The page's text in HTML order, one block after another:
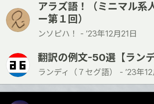
アラズ語！（ミニマル系
ー第１回）
ンソピハ！ - ’23年12月21日
翻訳の例文-50選【ランデ
ランディ（７セグ語） - ’23年